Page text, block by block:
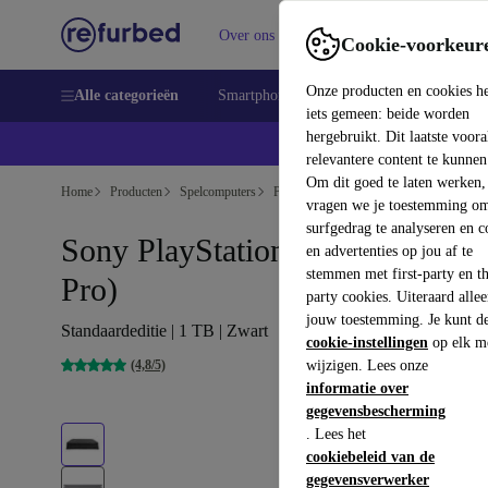
Cookie-
Onze producten en cookies
iets gemeen: beide worden
hergebruikt. Dit laatste
relevantere content te
Om dit goed te laten werken,
vragen we je toestemming
surfgedrag te analyseren en
en advertenties op jou af te
stemmen met first-party en
party cookies. Uiteraard
jouw toestemming. Je kunt
cookie-instellingen op elk
wijzigen. Lees onze
informatie over
gegevensbescherming
. Lees het
cookiebeleid van de
gegevensverwerker
Over ons Verkopen Support
Alle categorieën Smartphones Laptops Tablets
Home Producten Spelcomputers PlayStation
Sony PlayStation 4 Pro (PS4
Pro)
Standaardeditie | 1 TB | Zwart
(4,8/5)